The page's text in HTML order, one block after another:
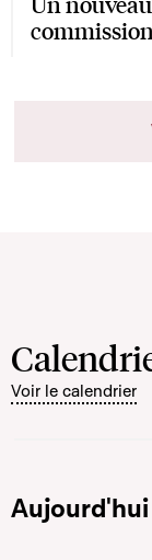
commission
Voir le calendrier
Aujourd'hui